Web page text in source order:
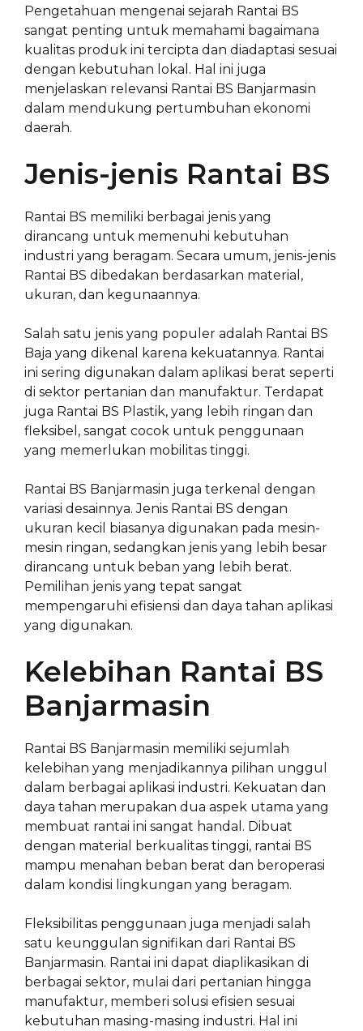
Pengetahuan mengenai sejarah Rantai BS
sangat penting untuk memahami bagaimana
kualitas produk ini tercipta dan diadaptasi sesuai
dengan kebutuhan lokal. Hal ini juga
menjelaskan relevansi Rantai BS Banjarmasin
dalam mendukung pertumbuhan ekonomi
daerah.
Jenis-jenis Rantai BS
Rantai BS memiliki berbagai jenis yang
dirancang untuk memenuhi kebutuhan
industri yang beragam. Secara umum, jenis-jenis
Rantai BS dibedakan berdasarkan material,
ukuran, dan kegunaannya.
Salah satu jenis yang populer adalah Rantai BS
Baja yang dikenal karena kekuatannya. Rantai
ini sering digunakan dalam aplikasi berat seperti
di sektor pertanian dan manufaktur. Terdapat
juga Rantai BS Plastik, yang lebih ringan dan
fleksibel, sangat cocok untuk penggunaan
yang memerlukan mobilitas tinggi.
Rantai BS Banjarmasin juga terkenal dengan
variasi desainnya. Jenis Rantai BS dengan
ukuran kecil biasanya digunakan pada mesin-
mesin ringan, sedangkan jenis yang lebih besar
dirancang untuk beban yang lebih berat.
Pemilihan jenis yang tepat sangat
mempengaruhi efisiensi dan daya tahan aplikasi
yang digunakan.
Kelebihan Rantai BS
Banjarmasin
Rantai BS Banjarmasin memiliki sejumlah
kelebihan yang menjadikannya pilihan unggul
dalam berbagai aplikasi industri. Kekuatan dan
daya tahan merupakan dua aspek utama yang
membuat rantai ini sangat handal. Dibuat
dengan material berkualitas tinggi, rantai BS
mampu menahan beban berat dan beroperasi
dalam kondisi lingkungan yang beragam.
Fleksibilitas penggunaan juga menjadi salah
satu keunggulan signifikan dari Rantai BS
Banjarmasin. Rantai ini dapat diaplikasikan di
berbagai sektor, mulai dari pertanian hingga
manufaktur, memberi solusi efisien sesuai
kebutuhan masing-masing industri. Hal ini